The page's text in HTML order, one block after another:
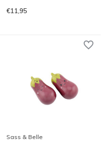
€11,95
Sass & Belle